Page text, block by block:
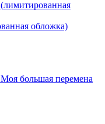
обложка)
Моя большая перемена